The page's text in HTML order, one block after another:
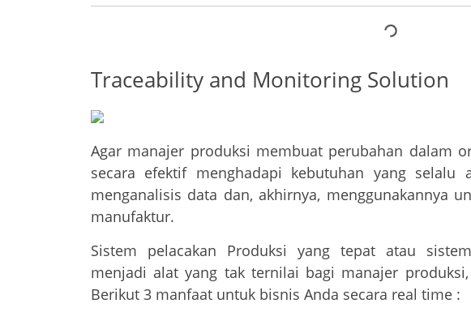
Traceability and Monitoring Solution
Agar manajer produksi membuat perubahan dalam
secara efektif menghadapi kebutuhan yang selalu
menganalisis data dan, akhirnya, menggunakannya
manufaktur.
Sistem pelacakan Produksi yang tepat atau
menjadi alat yang tak ternilai bagi manajer
Berikut 3 manfaat untuk bisnis Anda secara real time :